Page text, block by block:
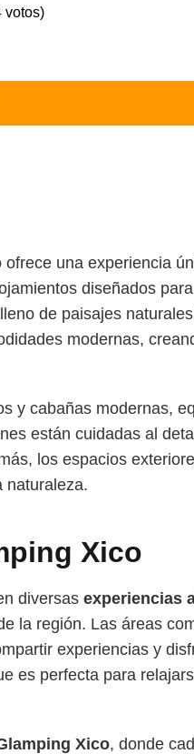
votos)
ofrece una experiencia
diseñados
de paisajes
modernas,
y cabañas modernas,
están cuidadas al
los espacios
naturaleza.
Xico
diversas experiencias
la región. Las áreas
experiencias y
es perfecta para
Xico, donde